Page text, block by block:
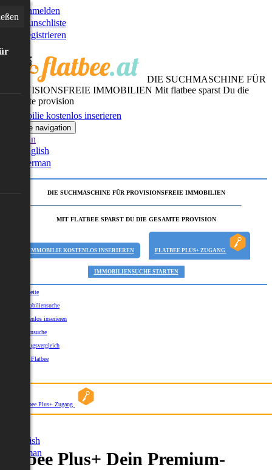
Anmelden
Wunschliste
Registrieren
DIE SUCHMASCHINE FÜR
PROVISIONSFREIE IMMOBILIEN Mit flatbee sparst Du die
gesamte provision
Immobilie kostenlos inserieren
Toggle navigation
German
English
German
DIE SUCHMASCHINE FÜR PROVISIONSFREIE IMMOBILIEN
MIT FLATBEE SPARST DU DIE GESAMTE PROVISION
IMMOBILIE KOSTENLOS INSERIEREN FLATBEE PLUS+ ZUGANG
IMMOBILIENSUCHE STARTEN
Startseite
Immobiliensuche
Kostenlos inserieren
Kartensuche
Umzugsvergleich
Über Flatbee
Flatbee Plus+ Zugang
English
German
Plus+ Dein Premium-